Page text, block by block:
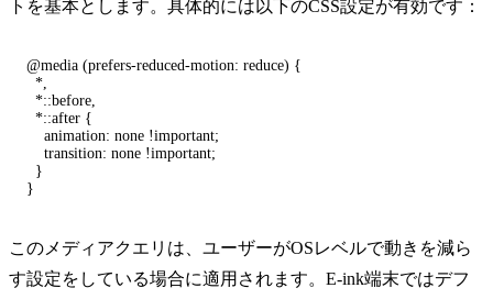
トを基本とします。具体的には以下のCSS設定が有効です：
@media (prefers-reduced-motion: reduce) {
  *,
  *::before,
  *::after {
    animation: none !important;
    transition: none !important;
  }
このメディアクエリは、ユーザーがOSレベルで動きを減ら
す設定をしている場合に適用されます。E-ink端末ではデフ